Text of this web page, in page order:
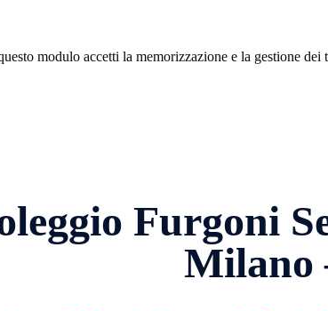
modulo accetti la memorizzazione e la gestione dei
Furgoni
Milano